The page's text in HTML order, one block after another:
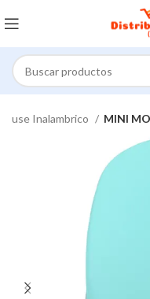
Inalambrico MINI